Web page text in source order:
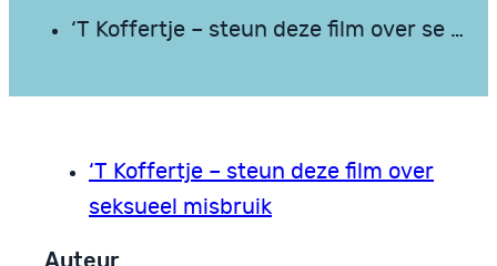
‘T Koffertje – steun deze film over se …
‘T Koffertje – steun deze film over
seksueel misbruik
Auteur